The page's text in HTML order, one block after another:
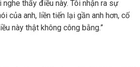
thấy điều này. Tôi nhận ra sự
của anh, liền tiến lại gần anh hơn, cố
này thật không công bằng.”